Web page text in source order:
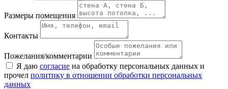
Размеры помещения
Контакты
Пожелания/комментарии
Я даю согласие на обработку персональных данных и
прочел политику в отношении обработки персональных
данных